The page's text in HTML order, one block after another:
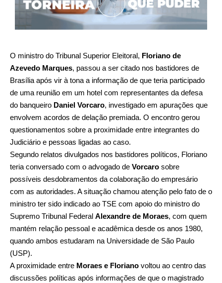
O ministro do Tribunal Superior Eleitoral, Floriano de
Azevedo Marques, passou a ser citado nos bastidores de
Brasília após vir à tona a informação de que teria participado
de uma reunião em um hotel com representantes da defesa
do banqueiro Daniel Vorcaro, investigado em apurações que
envolvem acordos de delação premiada. O encontro gerou
questionamentos sobre a proximidade entre integrantes do
Judiciário e pessoas ligadas ao caso.
Segundo relatos divulgados nos bastidores políticos, Floriano
teria conversado com o advogado de Vorcaro sobre
possíveis desdobramentos da colaboração do empresário
com as autoridades. A situação chamou atenção pelo fato de o
ministro ter sido indicado ao TSE com apoio do ministro do
Supremo Tribunal Federal Alexandre de Moraes, com quem
mantém relação pessoal e acadêmica desde os anos 1980,
quando ambos estudaram na Universidade de São Paulo
(USP).
A proximidade entre Moraes e Floriano voltou ao centro das
discussões políticas após informações de que o magistrado